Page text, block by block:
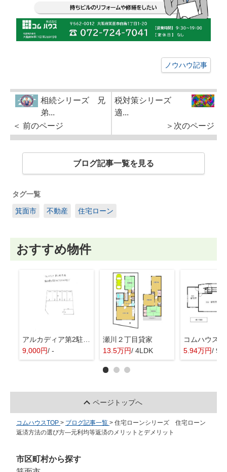
ノウハウ記事
相続シリーズ 兄
弟...
＜ 前のページ
税対策シリーズ
適...
＞次のページ
ブログ記事一覧を見る
タグ一覧
箕面市 不動産 住宅ローン
おすすめ物件
9,000円/ -
瀬川２丁目貸家
13.5万円/ 4LDK 5.94万円/
ページトップへ
コムハウスTOP > ブログ記事一覧 > 住宅ローンシリーズ 住宅ローン
返済方法の選び方—元利均等返済のメリットとデメリット
市区町村から探す